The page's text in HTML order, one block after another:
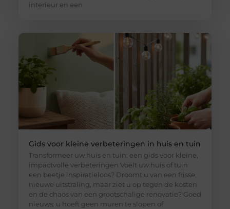
interieur en een
Gids voor kleine verbeteringen in huis en tuin
Transformeer uw huis en tuin: een gids voor kleine,
impactvolle verbeteringen Voelt uw huis of tuin
een beetje inspiratieloos? Droomt u van een frisse,
nieuwe uitstraling, maar ziet u op tegen de kosten
en de chaos van een grootschalige renovatie? Goed
nieuws: u hoeft geen muren te slopen of